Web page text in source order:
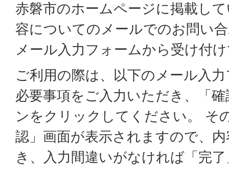
赤磐市のホームページに掲載し
容についてのメールでのお問い
メール入力フォームから受け付
ご利用の際は、以下のメール入
必要事項をご入力いただき、「
ンをクリックしてください。 そ
認」画面が表示されますので、
き、入力間違いがなければ「完